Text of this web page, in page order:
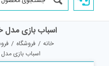
اسباب بازی مدل
خانه / فروشگاه /
اسباب بازی مدل